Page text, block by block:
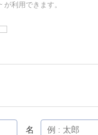
利用できます。
名